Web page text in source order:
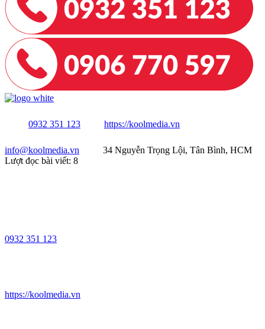
0932 351 123 https://koolmedia.vn
info@koolmedia.vn
34 Nguyễn Trọng Lội, Tân Bình, HCM
Lượt đọc bài viết: 8
0932 351 123
https://koolmedia.vn